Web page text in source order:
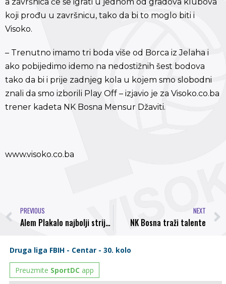
koji prođu u završnicu, tako da bi to moglo biti i
Visoko.
– Trenutno imamo tri boda više od Borca iz Jelaha i
ako pobijedimo idemo na nedostižnih šest bodova
tako da bi i prije zadnjeg kola u kojem smo slobodni
znali da smo izborili Play Off – izjavio je za Visoko.co.ba
trener kadeta NK Bosna Mensur Džaviti.
www.visoko.co.ba
PREVIOUS
Alem Plakalo najbolji strijelac Druge lige Centar
NEXT
NK Bosna traži talente